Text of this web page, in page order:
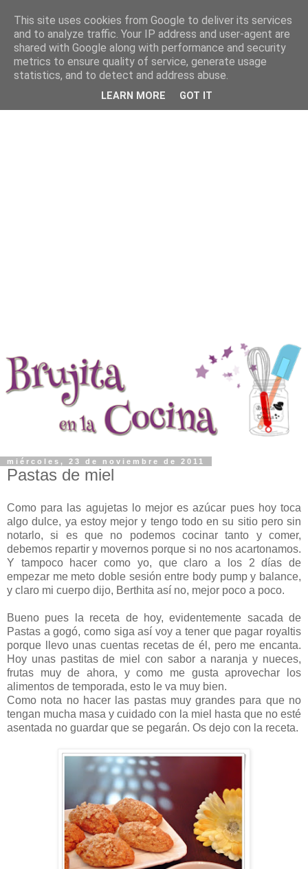
miércoles, 23 de noviembre de 2011
Pastas de miel
Como para las agujetas lo mejor es azúcar pues hoy toca
algo dulce, ya estoy mejor y tengo todo en su sitio pero sin
notarlo, si es que no podemos cocinar tanto y comer,
debemos repartir y movernos porque si no nos acartonamos.
Y tampoco hacer como yo, que claro a los 2 días de
empezar me meto doble sesión entre body pump y balance,
y claro mi cuerpo dijo, Berthita así no, mejor poco a poco.
Bueno pues la receta de hoy, evidentemente sacada de
Pastas a gogó, como siga así voy a tener que pagar royaltis
porque llevo unas cuentas recetas de él, pero me encanta.
Hoy unas pastitas de miel con sabor a naranja y nueces,
frutas muy de ahora, y como me gusta aprovechar los
alimentos de temporada, esto le va muy bien.
Como nota no hacer las pastas muy grandes para que no
tengan mucha masa y cuidado con la miel hasta que no esté
asentada no guardar que se pegarán. Os dejo con la receta.
This site uses cookies from Google to deliver its services
and to analyze traffic. Your IP address and user-agent are
shared with Google along with performance and security
metrics to ensure quality of service, generate usage
statistics, and to detect and address abuse.
LEARN MORE GOT IT